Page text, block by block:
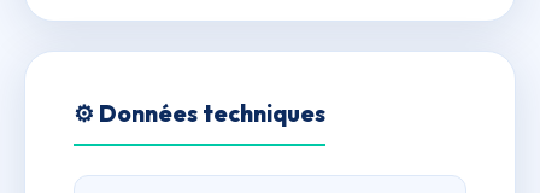
⚙️ Données techniques